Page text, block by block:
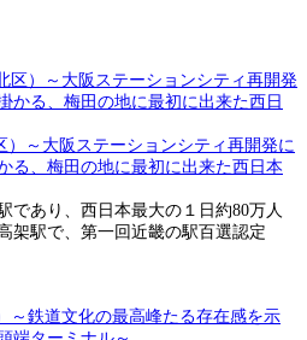
）～大阪ステーションシティ再開発に
る、梅田の地に最初に出来た西日本
であり、西日本最大の１日約80万人
架駅で、第一回近畿の駅百選認定